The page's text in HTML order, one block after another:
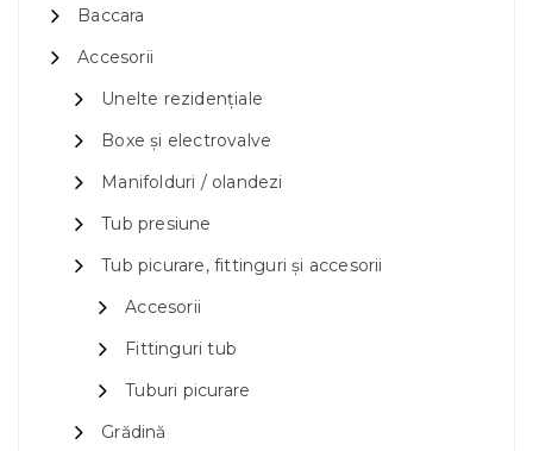
Baccara
Accesorii
Unelte rezidențiale
Boxe și electrovalve
Manifolduri / olandezi
Tub presiune
Tub picurare, fittinguri și accesorii
Accesorii
Fittinguri tub
Tuburi picurare
Grădină